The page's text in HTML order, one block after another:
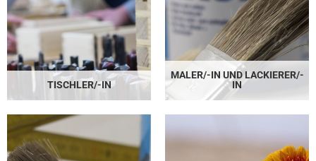
TISCHLER/-IN
MALER/-IN UND LACKIERER/-
IN